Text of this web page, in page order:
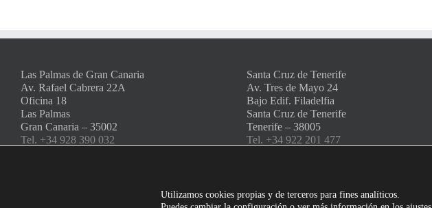
Las Palmas de Gran Canaria
Av. Rafael Cabrera 22A
Oficina 18
Las Palmas
Gran Canaria – 35002
Tel. +34 928 390 032
Santa Cruz de Tenerife
Av. Tres de Mayo 24
Bajo Edif. Filadelfia
Santa Cruz de Tenerife
Tenerife – 38005
Tel. +34 922 201 477
Utilizamos cookies propias y de terceros para fines analíticos.